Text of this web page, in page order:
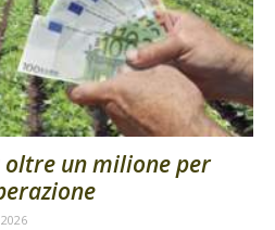
oltre un milione per